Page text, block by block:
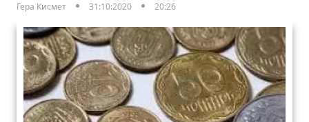
Гера Кисмет 31:10:2020 20:26